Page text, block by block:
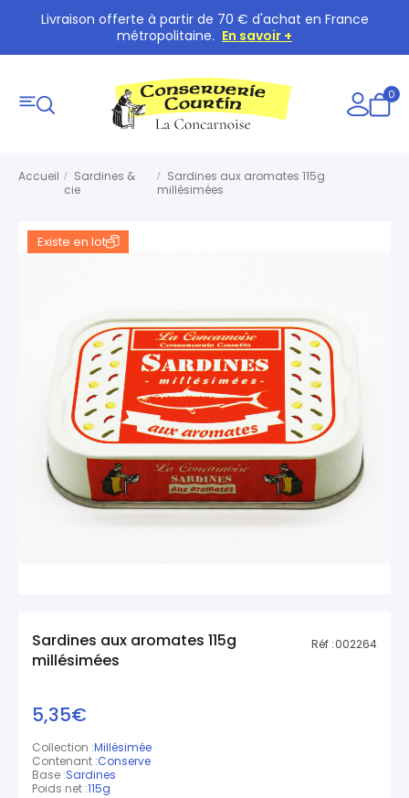
Livraison offerte à partir de 70 € d'achat en France
métropolitaine. En savoir +
0
Accueil
Sardines &
cie
Sardines aux aromates 115g
millésimées
Existe en lot
Sardines aux aromates 115g
millésimées
Réf :002264
5,35€
Collection :Millésimée
Contenant :Conserve
Base :Sardines
Poids net :115g